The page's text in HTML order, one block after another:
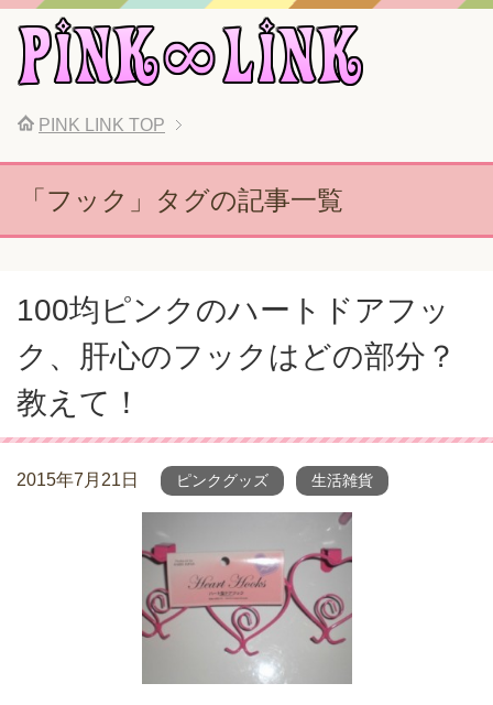
PINK LINK TOP
「フック」タグの記事一覧
100均ピンクのハートドアフッ
ク、肝心のフックはどの部分？
教えて！
2015年7月21日 ピンクグッズ 生活雑貨